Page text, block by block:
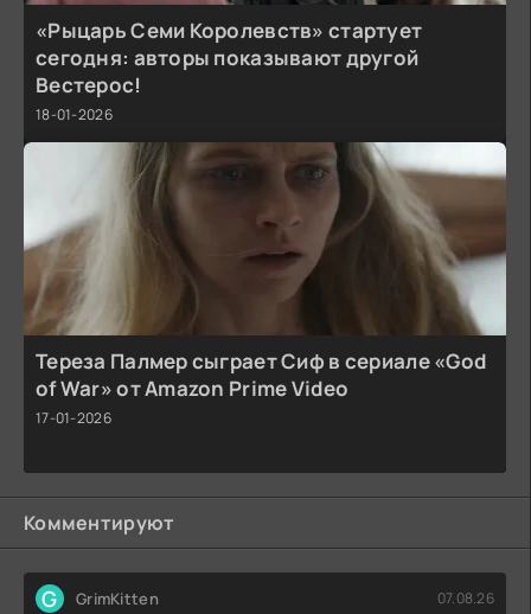
«Рыцарь Семи Королевств» стартует
сегодня: авторы показывают другой
Вестерос!
18-01-2026
Тереза Палмер сыграет Сиф в сериале «God
of War» от Amazon Prime Video
17-01-2026
Комментируют
G GrimKitten 07.08.26